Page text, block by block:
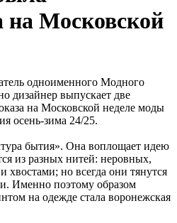
на Московской
одноименного Модного
дизайнер выпускает две
на Московской неделе моды
осень-зима 24/25.
бытия». Она воплощает идею
из разных нитей: неровных,
но всегда они тянутся
Именно поэтому образом
на одежде стала воронежская